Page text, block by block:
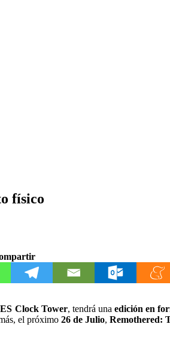
físico
Clock Tower, tendrá una edición en
el próximo 26 de Julio, Remothered: